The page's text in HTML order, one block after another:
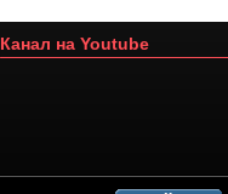
Канал на Youtube